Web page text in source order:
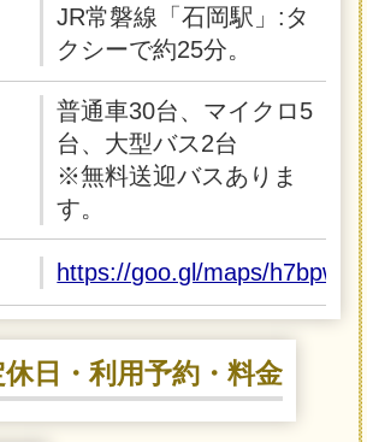
JR常磐線「石岡駅」:タ
クシーで約25分。
普通車30台、マイクロ5
台、大型バス2台
※無料送迎バスありま
す。
https://goo.gl/maps/
日・利用予約・料金